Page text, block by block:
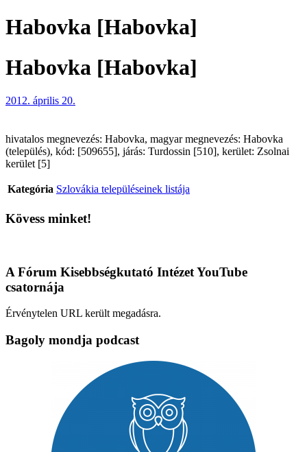
Habovka [Habovka]
Habovka [Habovka]
2012. április 20.
hivatalos megnevezés: Habovka, magyar megnevezés: Habovka
(település), kód: [509655], járás: Turdossin [510], kerület: Zsolnai
kerület [5]
Kategória Szlovákia településeinek listája
Kövess minket!
A Fórum Kisebbségkutató Intézet YouTube
csatornája
Érvénytelen URL került megadásra.
Bagoly mondja podcast